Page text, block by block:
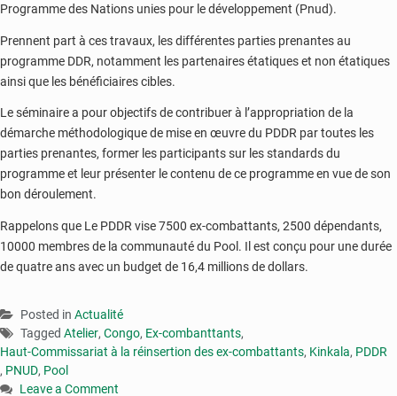
Programme des Nations unies pour le développement (Pnud).
Prennent part à ces travaux, les différentes parties prenantes au
programme DDR, notamment les partenaires étatiques et non étatiques
ainsi que les bénéficiaires cibles.
Le séminaire a pour objectifs de contribuer à l’appropriation de la
démarche méthodologique de mise en œuvre du PDDR par toutes les
parties prenantes, former les participants sur les standards du
programme et leur présenter le contenu de ce programme en vue de son
bon déroulement.
Rappelons que Le PDDR vise 7500 ex-combattants, 2500 dépendants,
10000 membres de la communauté du Pool. Il est conçu pour une durée
de quatre ans avec un budget de 16,4 millions de dollars.
Posted in Actualité
Tagged Atelier, Congo, Ex-combanttants,
Haut-Commissariat à la réinsertion des ex-combattants, Kinkala, PDDR
, PNUD, Pool
Leave a Comment